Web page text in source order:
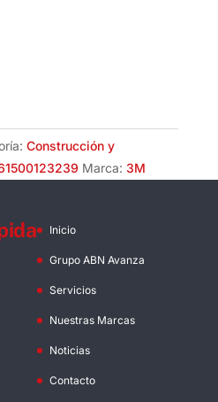
Construcción y
Marca: 3M
Inicio
Grupo ABN Avanza
Servicios
Nuestras Marcas
Noticias
Contacto